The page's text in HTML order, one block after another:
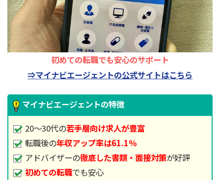
初めての転職でも安心のサポート
⇒マイナビエージェントの公式サイトはこちら
マイナビエージェントの特徴
20～30代の若手層向け求人が豊富
転職後の年収アップ率は61.1％
アドバイザーの徹底した書類・面接対策が好評
初めての転職でも安心